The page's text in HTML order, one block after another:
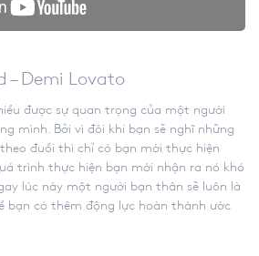
– Demi Lovato
được sự quan trọng của một người
mình. Bởi vì đôi khi bạn sẽ nghĩ những
đuổi thì chỉ có bạn mới thực hiện
trình thực hiện bạn mới nhận ra nó khó
lúc này một người bạn thân sẽ luôn là
bạn có thêm động lực hoàn thành ước